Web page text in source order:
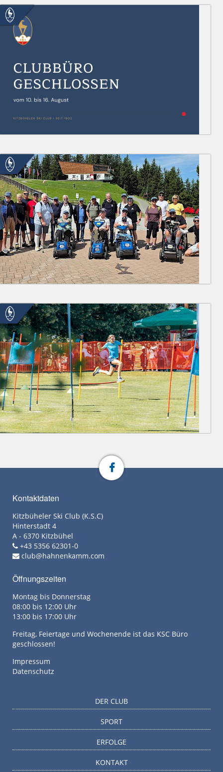
Kontaktdaten
Kitzbüheler Ski Club (K.S.C)
Hinterstadt 4
A - 6370 Kitzbühel
+43 5356 62301-0
club@hahnenkamm.com
Öffnungszeiten
Montag bis Donnerstag
08:00 bis 12:00 Uhr
13:00 bis 17:00 Uhr
Freitag, Feiertage und Wochenende ist das KSC Büro
geschlossen!
Impressum
Datenschutz
DER CLUB
SPORT
ERFOLGE
KONTAKT